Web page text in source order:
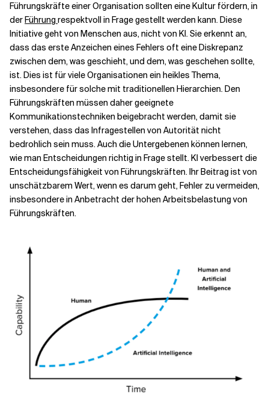
Führungskräfte einer Organisation sollten eine Kultur fördern, in
derFührung respektvoll in Frage gestellt werden kann. Diese
Initiative geht von Menschen aus, nicht von KI. Sie erkennt an,
dass das erste Anzeichen eines Fehlers oft eine Diskrepanz
zwischen dem, was geschieht, und dem, was geschehen sollte,
ist. Dies ist für viele Organisationen ein heikles Thema,
insbesondere für solche mit traditionellen Hierarchien. Den
Führungskräften müssen daher geeignete
Kommunikationstechniken beigebracht werden, damit sie
verstehen, dass das Infragestellen von Autorität nicht
bedrohlich sein muss. Auch die Untergebenen können lernen,
wie man Entscheidungen richtig in Frage stellt. KI verbessert die
Entscheidungsfähigkeit von Führungskräften. Ihr Beitrag ist von
unschätzbarem Wert, wenn es darum geht, Fehler zu vermeiden,
insbesondere in Anbetracht der hohen Arbeitsbelastung von
Führungskräften.